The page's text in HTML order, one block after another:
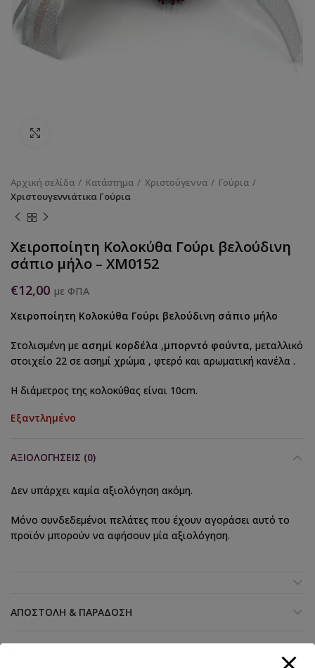
Αρχική σελίδα Κατάστημα Χριστούγεννα
Γούρια
Χριστουγεννιάτικα Γούρια
Χειροποίητη Κολοκύθα Γούρι βελούδινη
σάπιο μήλο – XM0152
€12,00 με ΦΠΑ
Χειροποίητη Κολοκύθα Γούρι βελούδινη σάπιο μήλο
Στολισμένη με ασημί κορδέλα ,μπορντό φούντα, μεταλλικό
στοιχείο 22 σε ασημί χρώμα , φτερό και αρωματική κανέλα .
Η διάμετρος της κολοκύθας είναι 10cm.
Εξαντλημένο
ΑΞΙΟΛΟΓΉΣΕΙΣ (0)
Δεν υπάρχει καμία αξιολόγηση ακόμη.
Μόνο συνδεδεμένοι πελάτες που έχουν αγοράσει αυτό το
προϊόν μπορούν να αφήσουν μία αξιολόγηση.
ΑΠΟΣΤΟΛΉ & ΠΑΡΆΔΟΣΗ